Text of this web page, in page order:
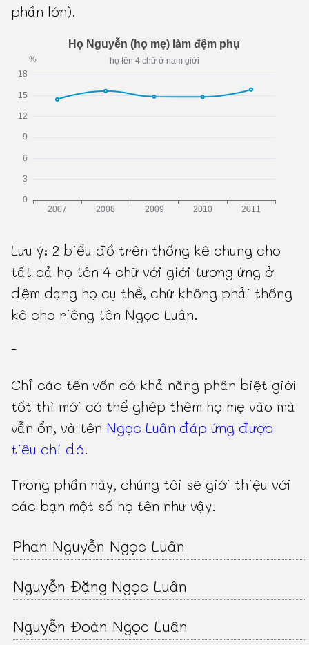
phần lớn).
Lưu ý: 2 biểu đồ trên thống kê chung cho
tất cả họ tên 4 chữ với giới tương ứng ở
đệm dạng họ cụ thể, chứ không phải thống
kê cho riêng tên Ngọc Luân.
-
Chỉ các tên vốn có khả năng phân biệt giới
tốt thì mới có thể ghép thêm họ mẹ vào mà
vẫn ổn, và tên Ngọc Luân đáp ứng được
tiêu chí đó.
Trong phần này, chúng tôi sẽ giới thiệu với
các bạn một số họ tên như vậy.
Phan Nguyễn Ngọc Luân
Nguyễn Đặng Ngọc Luân
Nguyễn Đoàn Ngọc Luân